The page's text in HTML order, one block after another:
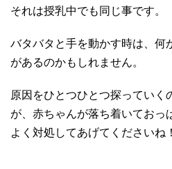
それは授乳中でも同じ事です。
バタバタと手を動かす時は、何
があるのかもしれません。
原因をひとつひとつ探っていく
が、赤ちゃんが落ち着いておっ
よく対処してあげてくださいね！